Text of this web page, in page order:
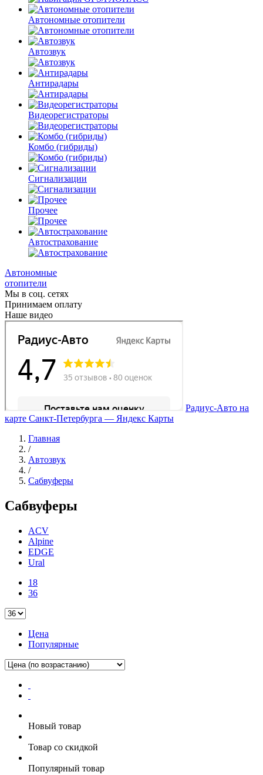
Автономные отопители
Автозвук
Антирадары
Видеорегистраторы
Комбо (гибриды)
Сигнализации
Прочее
Автострахование
Автономные
отопители
Мы в соц. сетях
Принимаем оплату
Наше видео
Радиус-Авто на
карте Санкт‑Петербурга — Яндекс Карты
Главная
/
Автозвук
/
Сабвуферы
Сабвуферы
ACV
Alpine
EDGE
Ural
18
36
Цена
Популярные
Новый товар
Товар со скидкой
Популярный товар